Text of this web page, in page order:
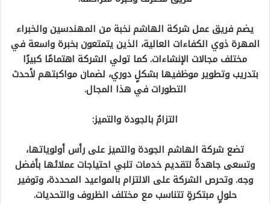
يضم فريق عمل شركة الهاشم نخبة من المهندسين والخبراء
المهرة ذوي الكفاءات العالية، الذين يتمتعون بخبرة واسعة في
مختلف مجالات الإنشاءات. كما تولي الشركة اهتمامًا كبيرًا
بتدريب وتطوير موظفيها بشكلٍ دوري، لضمان مواكبتهم لأحدث
التطورات في هذا المجال.
التزامٌ بالجودة والتميز:
تضع شركة الهاشم الجودة والتميز على رأس أولوياتها،
وتسعى جاهدةً لتقديم خدمات تلبي احتياجات عملائها بأفضل
وجه. وتحرص الشركة على الالتزام بالمواعيد المحددة، وتوفير
حلولٍ مبتكرةٍ تتناسب مع مختلف الظروف والتحديات.